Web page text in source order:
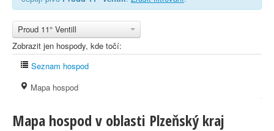
Proud 11° Ventill
Zobrazit jen hospody, kde točí:
Seznam hospod
Mapa hospod
Mapa hospod v oblasti Plzeňský kraj